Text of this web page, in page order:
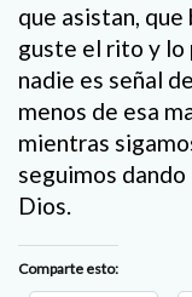
que asistan, que
guste el rito y lo
nadie es señal
menos de esa
mientras
seguimos
Dios.
Comparte esto: